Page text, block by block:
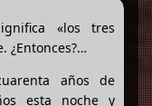
«los tres
¿Entonces?…
años de
esta noche y